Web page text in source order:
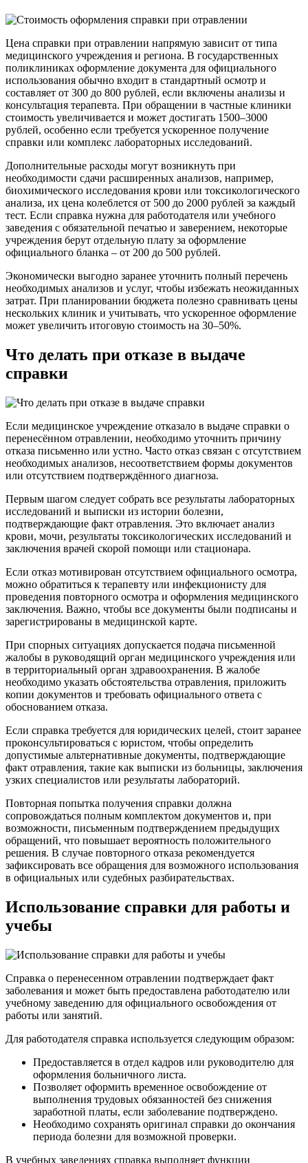
Цена справки при отравлении напрямую зависит от типа
медицинского учреждения и региона. В государственных
поликлиниках оформление документа для официального
использования обычно входит в стандартный осмотр и
составляет от 300 до 800 рублей, если включены анализы и
консультация терапевта. При обращении в частные клиники
стоимость увеличивается и может достигать 1500–3000
рублей, особенно если требуется ускоренное получение
справки или комплекс лабораторных исследований.
Дополнительные расходы могут возникнуть при
необходимости сдачи расширенных анализов, например,
биохимического исследования крови или токсикологического
анализа, их цена колеблется от 500 до 2000 рублей за каждый
тест. Если справка нужна для работодателя или учебного
заведения с обязательной печатью и заверением, некоторые
учреждения берут отдельную плату за оформление
официального бланка – от 200 до 500 рублей.
Экономически выгодно заранее уточнить полный перечень
необходимых анализов и услуг, чтобы избежать неожиданных
затрат. При планировании бюджета полезно сравнивать цены
нескольких клиник и учитывать, что ускоренное оформление
может увеличить итоговую стоимость на 30–50%.
Что делать при отказе в выдаче
справки
Если медицинское учреждение отказало в выдаче справки о
перенесённом отравлении, необходимо уточнить причину
отказа письменно или устно. Часто отказ связан с отсутствием
необходимых анализов, несоответствием формы документов
или отсутствием подтверждённого диагноза.
Первым шагом следует собрать все результаты лабораторных
исследований и выписки из истории болезни,
подтверждающие факт отравления. Это включает анализ
крови, мочи, результаты токсикологических исследований и
заключения врачей скорой помощи или стационара.
Если отказ мотивирован отсутствием официального осмотра,
можно обратиться к терапевту или инфекционисту для
проведения повторного осмотра и оформления медицинского
заключения. Важно, чтобы все документы были подписаны и
зарегистрированы в медицинской карте.
При спорных ситуациях допускается подача письменной
жалобы в руководящий орган медицинского учреждения или
в территориальный орган здравоохранения. В жалобе
необходимо указать обстоятельства отравления, приложить
копии документов и требовать официального ответа с
обоснованием отказа.
Если справка требуется для юридических целей, стоит заранее
проконсультироваться с юристом, чтобы определить
допустимые альтернативные документы, подтверждающие
факт отравления, такие как выписки из больницы, заключения
узких специалистов или результаты лабораторий.
Повторная попытка получения справки должна
сопровождаться полным комплектом документов и, при
возможности, письменным подтверждением предыдущих
обращений, что повышает вероятность положительного
решения. В случае повторного отказа рекомендуется
зафиксировать все обращения для возможного использования
в официальных или судебных разбирательствах.
Использование справки для работы и
учебы
Справка о перенесенном отравлении подтверждает факт
заболевания и может быть предоставлена работодателю или
учебному заведению для официального освобождения от
работы или занятий.
Для работодателя справка используется следующим образом:
Предоставляется в отдел кадров или руководителю для
оформления больничного листа.
Позволяет оформить временное освобождение от
выполнения трудовых обязанностей без снижения
заработной платы, если заболевание подтверждено.
Необходимо сохранять оригинал справки до окончания
периода болезни для возможной проверки.
В учебных заведениях справка выполняет функции